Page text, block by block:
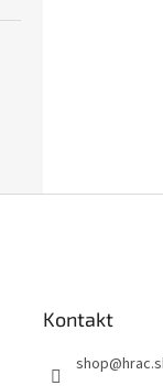
Kontakt
shop@